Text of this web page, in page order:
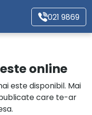
021 9869
online
este disponibil. Mai
care te-ar